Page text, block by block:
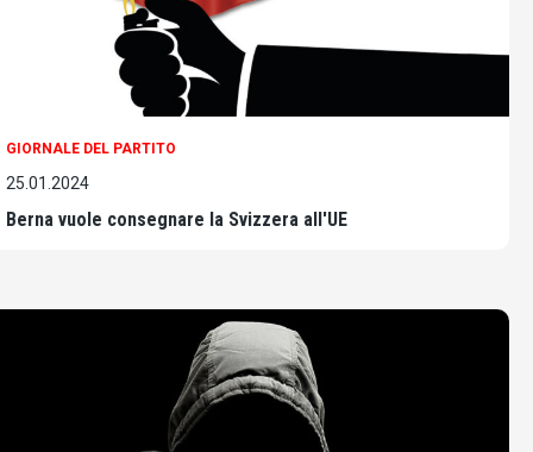
GIORNALE DEL PARTITO
25.01.2024
Berna vuole consegnare la Svizzera all'UE